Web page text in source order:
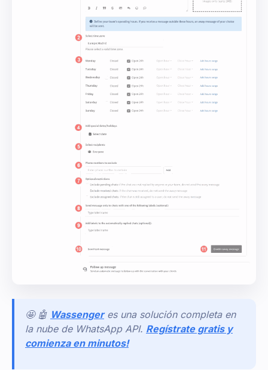
🤩 🤖 Wassenger es una solución completa en
la nube de WhatsApp API. Regístrate gratis y
comienza en minutos!